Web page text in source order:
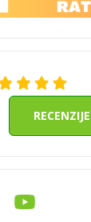
RECENZIJE